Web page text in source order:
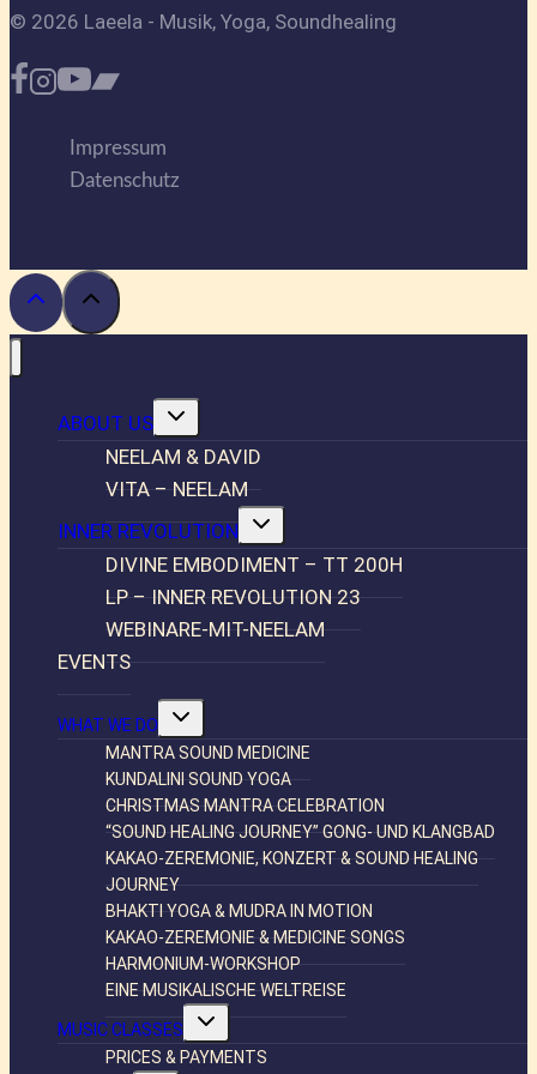
© 2026 Laeela - Musik, Yoga, Soundhealing
Impressum
Datenschutz
ABOUT US
Untermenü
NEELAM & DAVID
VITA – NEELAM
INNER REVOLUTION
Untermenü
DIVINE EMBODIMENT – TT 200H
LP – INNER REVOLUTION 23
WEBINARE-MIT-NEELAM
EVENTS
WHAT WE DO
Untermenü
MANTRA SOUND MEDICINE
KUNDALINI SOUND YOGA
CHRISTMAS MANTRA CELEBRATION
“SOUND HEALING JOURNEY” GONG- UND KLANGBAD
KAKAO-ZEREMONIE, KONZERT & SOUND HEALING
JOURNEY
BHAKTI YOGA & MUDRA IN MOTION
KAKAO-ZEREMONIE & MEDICINE SONGS
HARMONIUM-WORKSHOP
EINE MUSIKALISCHE WELTREISE
MUSIC CLASSES
Untermenü
PRICES & PAYMENTS